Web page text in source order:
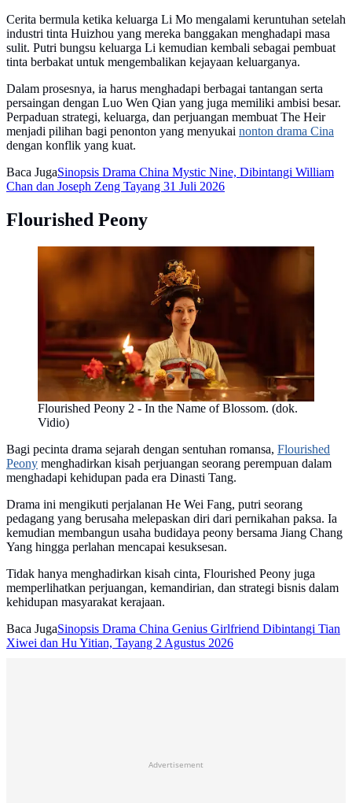
Cerita bermula ketika keluarga Li Mo mengalami keruntuhan setelah
industri tinta Huizhou yang mereka banggakan menghadapi masa
sulit. Putri bungsu keluarga Li kemudian kembali sebagai pembuat
tinta berbakat untuk mengembalikan kejayaan keluarganya.
Dalam prosesnya, ia harus menghadapi berbagai tantangan serta
persaingan dengan Luo Wen Qian yang juga memiliki ambisi besar.
Perpaduan strategi, keluarga, dan perjuangan membuat The Heir
menjadi pilihan bagi penonton yang menyukai nonton drama Cina
dengan konflik yang kuat.
Baca JugaSinopsis Drama China Mystic Nine, Dibintangi William
Chan dan Joseph Zeng Tayang 31 Juli 2026
Flourished Peony
Flourished Peony 2 - In the Name of Blossom. (dok.
Vidio)
Bagi pecinta drama sejarah dengan sentuhan romansa, Flourished
Peony menghadirkan kisah perjuangan seorang perempuan dalam
menghadapi kehidupan pada era Dinasti Tang.
Drama ini mengikuti perjalanan He Wei Fang, putri seorang
pedagang yang berusaha melepaskan diri dari pernikahan paksa. Ia
kemudian membangun usaha budidaya peony bersama Jiang Chang
Yang hingga perlahan mencapai kesuksesan.
Tidak hanya menghadirkan kisah cinta, Flourished Peony juga
memperlihatkan perjuangan, kemandirian, dan strategi bisnis dalam
kehidupan masyarakat kerajaan.
Baca JugaSinopsis Drama China Genius Girlfriend Dibintangi Tian
Xiwei dan Hu Yitian, Tayang 2 Agustus 2026
Advertisement